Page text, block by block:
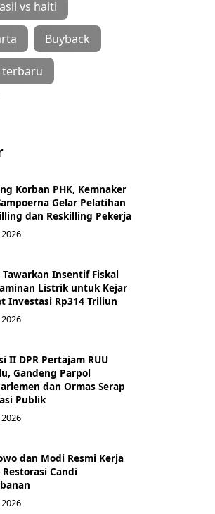
vs haiti
Buyback
terbaru
Korban PHK, Kemnaker
Gelar Pelatihan
dan Reskilling Pekerja
Tawarkan Insentif Fiskal
Listrik untuk Kejar
Investasi Rp314 Triliun
II DPR Pertajam RUU
Gandeng Parpol
dan Ormas Serap
Publik
dan Modi Resmi Kerja
Restorasi Candi